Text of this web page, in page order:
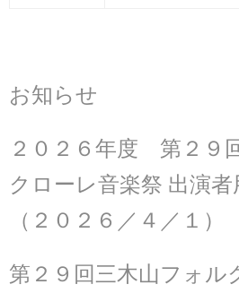
お知らせ
２０２６年度 第２９
クローレ音楽祭 出演
（２０２６／４／１）
第２９回三木山フォル